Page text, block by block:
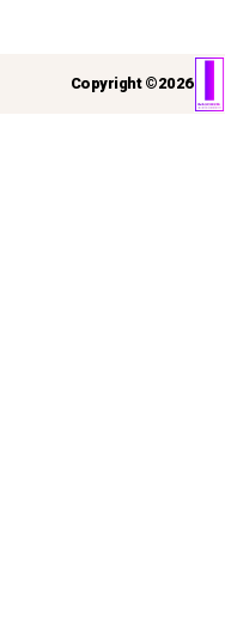
Copyright ©2026